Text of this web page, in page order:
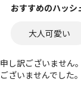
おすすめのハッシ
大人可愛い
申し訳ございません
ございませんでした。